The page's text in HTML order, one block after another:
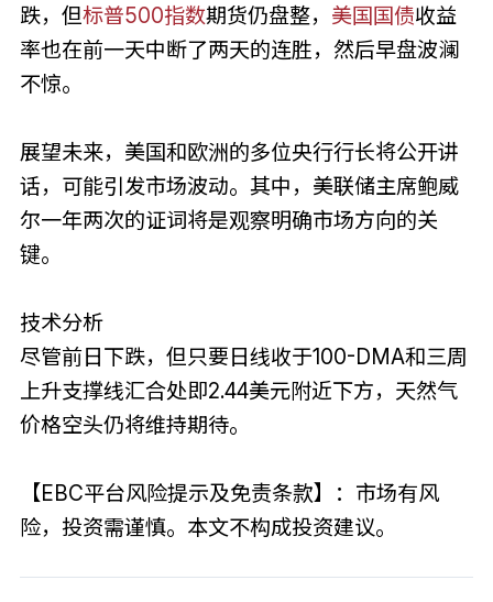
跌，但标普500指数期货仍盘整， 美国国债收益
率也在前一天中断了两天的连胜，然后早盘波澜
不惊。
展望未来，美国和欧洲的多位央行行长将公开讲
话，可能引发市场波动。其中，美联储主席鲍威
尔一年两次的证词将是观察明确市场方向的关
键。
技术分析
尽管前日下跌，但只要日线收于100-DMA和三周
上升支撑线汇合处即2.44美元附近下方，天然气
价格空头仍将维持期待。
【EBC平台风险提示及免责条款】：市场有风
险，投资需谨慎。本文不构成投资建议。